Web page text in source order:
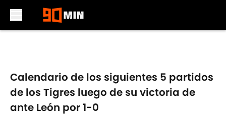
Calendario de los siguientes 5 partidos
de los Tigres luego de su victoria de
ante León por 1-0